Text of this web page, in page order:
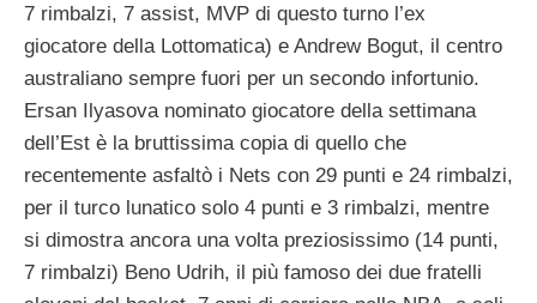
7 rimbalzi, 7 assist, MVP di questo turno l’ex
giocatore della Lottomatica) e Andrew Bogut, il centro
australiano sempre fuori per un secondo infortunio.
Ersan Ilyasova nominato giocatore della settimana
dell’Est è la bruttissima copia di quello che
recentemente asfaltò i Nets con 29 punti e 24 rimbalzi,
per il turco lunatico solo 4 punti e 3 rimbalzi, mentre
si dimostra ancora una volta preziosissimo (14 punti,
7 rimbalzi) Beno Udrih, il più famoso dei due fratelli